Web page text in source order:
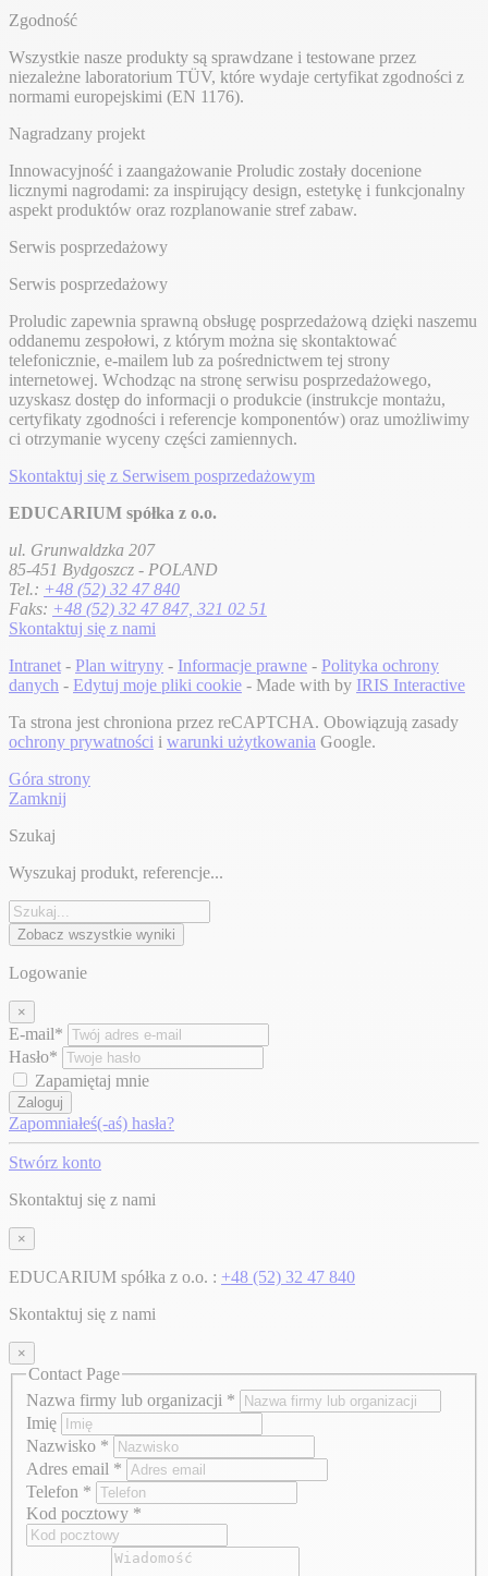
Zgodność
Wszystkie nasze produkty są sprawdzane i testowane przez
niezależne laboratorium TÜV, które wydaje certyfikat zgodności z
normami europejskimi (EN 1176).
Nagradzany projekt
Innowacyjność i zaangażowanie Proludic zostały docenione
licznymi nagrodami: za inspirujący design, estetykę i funkcjonalny
aspekt produktów oraz rozplanowanie stref zabaw.
Serwis posprzedażowy
Serwis posprzedażowy
Proludic zapewnia sprawną obsługę posprzedażową dzięki naszemu
oddanemu zespołowi, z którym można się skontaktować
telefonicznie, e-mailem lub za pośrednictwem tej strony
internetowej. Wchodząc na stronę serwisu posprzedażowego,
uzyskasz dostęp do informacji o produkcie (instrukcje montażu,
certyfikaty zgodności i referencje komponentów) oraz umożliwimy
ci otrzymanie wyceny części zamiennych.
Skontaktuj się z Serwisem posprzedażowym
EDUCARIUM spółka z o.o.
ul. Grunwaldzka 207
85-451 Bydgoszcz - POLAND
Tel.: +48 (52) 32 47 840
Faks: +48 (52) 32 47 847, 321 02 51
Skontaktuj się z nami
Intranet - Plan witryny - Informacje prawne - Polityka ochrony
danych - Edytuj moje pliki cookie - Made with by IRIS Interactive
Ta strona jest chroniona przez reCAPTCHA. Obowiązują zasady
ochrony prywatności i warunki użytkowania Google.
Góra strony
Zamknij
Szukaj
Wyszukaj produkt, referencje...
Zobacz wszystkie wyniki
Logowanie
×
E-mail*
Hasło*
Zapamiętaj mnie
Zaloguj
Zapomniałeś(-aś) hasła?
Stwórz konto
Skontaktuj się z nami
×
EDUCARIUM spółka z o.o. : +48 (52) 32 47 840
Skontaktuj się z nami
×
Contact Page
Nazwa firmy lub organizacji *
Imię
Nazwisko *
Adres email *
Telefon *
Kod pocztowy *